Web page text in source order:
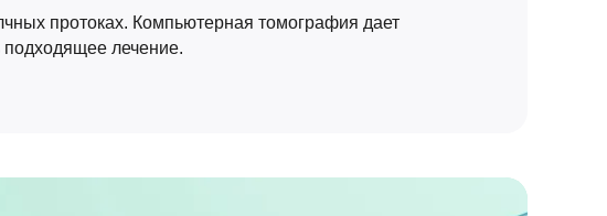
протоках. Компьютерная томография дает
подходящее лечение.